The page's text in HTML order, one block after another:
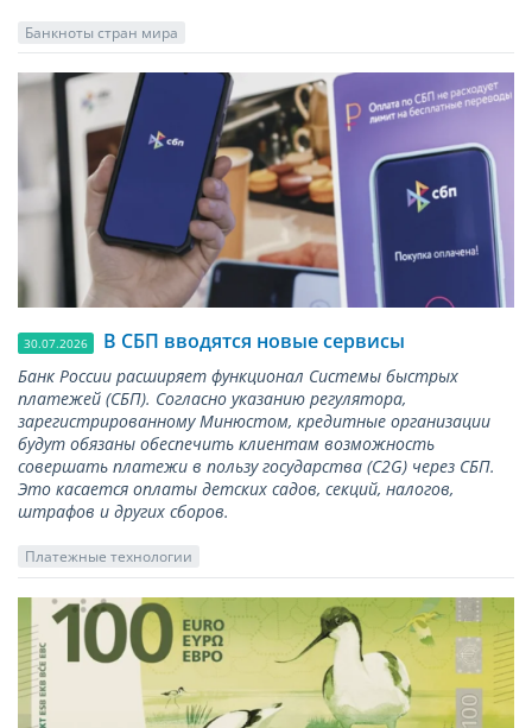
Банкноты стран мира
30.07.2026 В СБП вводятся новые сервисы
Банк России расширяет функционал Системы быстрых
платежей (СБП). Согласно указанию регулятора,
зарегистрированному Минюстом, кредитные организации
будут обязаны обеспечить клиентам возможность
совершать платежи в пользу государства (С2G) через СБП.
Это касается оплаты детских садов, секций, налогов,
штрафов и других сборов.
Платежные технологии